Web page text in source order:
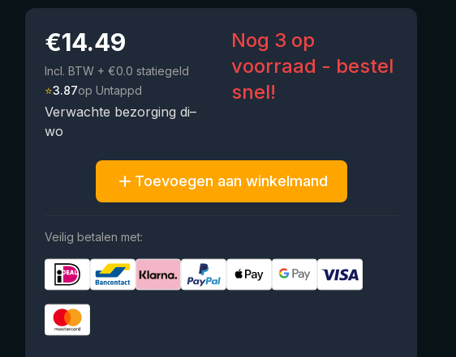
€14.49
Incl. BTW + €0.0 statiegeld
⭐3.87op Untappd
Verwachte bezorging di–
wo
Nog 3 op
voorraad - bestel
snel!
Toevoegen aan winkelmand
Veilig betalen met: